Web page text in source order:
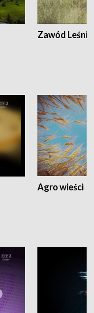
Zawód Leśnik
Agro wieści